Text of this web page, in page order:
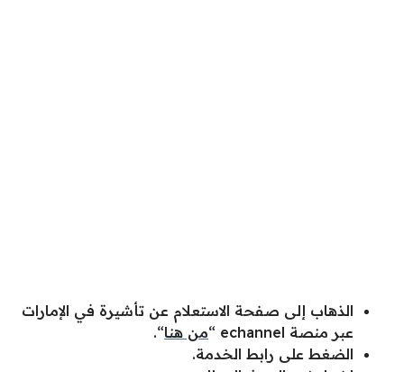
الذهاب إلى صفحة الاستعلام عن تأشيرة في الإمارات
عبر منصة echannel “
من هنا“.
الضغط على رابط الخدمة.